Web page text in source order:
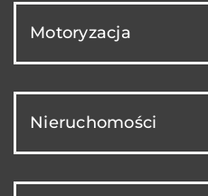
Motoryzacja
Nieruchomości